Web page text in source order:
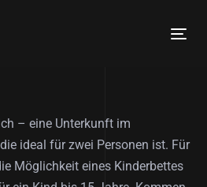
– eine Unterkunft im
ideal für zwei Personen ist. Für
Möglichkeit eines Kinderbettes